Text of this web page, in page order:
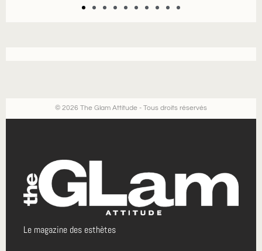
© 2026 The Glam Attitude - Tous droits réservés
Le magazine des esthètes